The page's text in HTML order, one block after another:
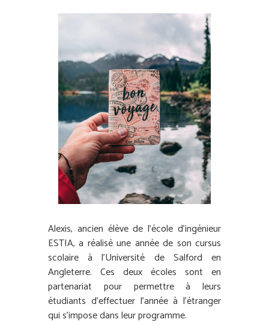
Alexis, ancien élève de l’école d’ingénieur
ESTIA, a réalisé une année de son cursus
scolaire à l’Université de Salford en
Angleterre. Ces deux écoles sont en
partenariat pour permettre à leurs
étudiants d’effectuer l’année à l’étranger
qui s’impose dans leur programme.